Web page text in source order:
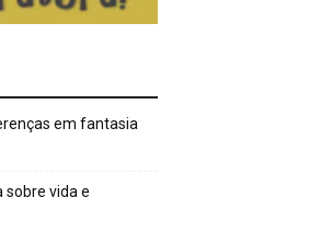
em fantasia
sobre vida e